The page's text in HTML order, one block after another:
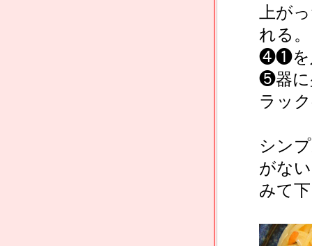
上が
れる。
❹❶を
❺器に
ラッ
シン
がな
みて